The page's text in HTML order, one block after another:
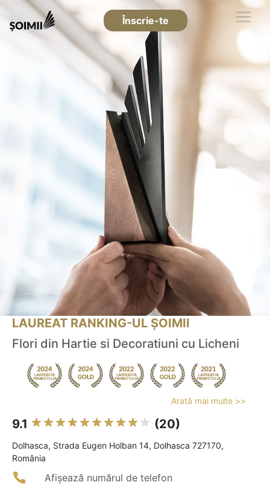
Înscrie-te
LAUREAT RANKING-UL ȘOIMII
Flori din Hartie si Decoratiuni cu Licheni
Arată mai multe >>
9.1 (20)
Dolhasca, Strada Eugen Holban 14, Dolhasca 727170,
România
Afișează numărul de telefon